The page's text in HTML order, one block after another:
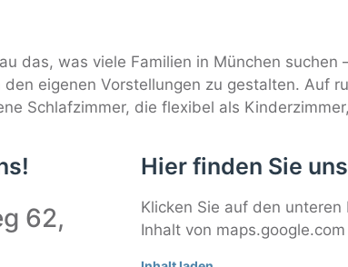
das, was viele Familien in München suchen
eigenen Vorstellungen zu gestalten. Auf
Schlafzimmer, die flexibel als
62,
Hier finden Sie
Klicken Sie auf den unteren
Inhalt von